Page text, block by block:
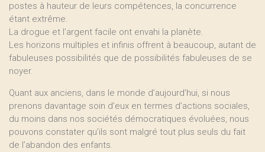
postes à hauteur de leurs compétences, la concurrence
étant extrême.
La drogue et l’argent facile ont envahi la planète.
Les horizons multiples et infinis offrent à beaucoup, autant de
fabuleuses possibilités que de possibilités fabuleuses de se
noyer.
Quant aux anciens, dans le monde d’aujourd’hui, si nous
prenons davantage soin d’eux en termes d’actions sociales,
du moins dans nos sociétés démocratiques évoluées, nous
pouvons constater qu’ils sont malgré tout plus seuls du fait
de l’abandon des enfants.